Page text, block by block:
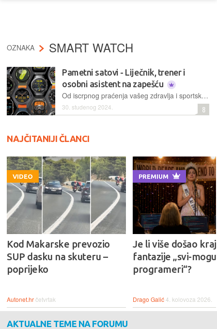
OZNAKA SMART WATCH
Pametni satovi - Liječnik, trener i
osobni asistent na zapešću
Od iscrpnog praćenja vašeg zdravlja i sportskih aktivnosti, preko navigacije po svim tipovima terena, do dubinske integracije s mobitelima – moderni pametni satovi ubrajaju se među najkorisnije pametne uređaje. Ponuda im je bogata, mogućnosti su im brojne, a softverski temelji vrlo različiti; u ovomjesečnoj temi broja provjeravamo što se sve na domaćem tržištu može pronaći…
30. studenog 2024. 8
NAJČITANIJI ČLANCI
VIDEO
Kod Makarske prevozio
SUP dasku na skuteru –
poprijeko
Autonet.hrčetvrtak
PREMIUM
Je li više došao kraj
fantazije „svi-
programeri“?
Drago Galić4. kolovoza 2026.
AKTUALNE TEME NA FORUMU